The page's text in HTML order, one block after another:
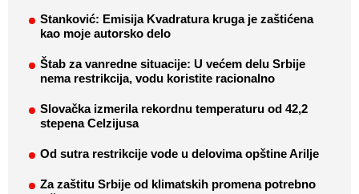
Stanković: Emisija Kvadratura kruga je zaštićena
kao moje autorsko delo
Štab za vanredne situacije: U većem delu Srbije
nema restrikcija, vodu koristite racionalno
Slovačka izmerila rekordnu temperaturu od 42,2
stepena Celzijusa
Od sutra restrikcije vode u delovima opštine Arilje
Za zaštitu Srbije od klimatskih promena potrebno